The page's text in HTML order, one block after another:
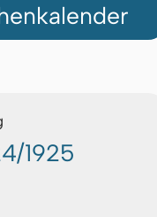
1925